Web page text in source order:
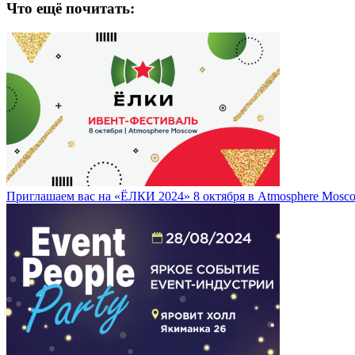
Что ещё почитать:
Приглашаем вас на «ЁЛКИ 2024» 8 октября в Atmosphere